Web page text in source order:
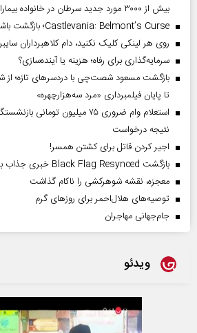
بیش از ۳۰۰۰ مورد جدید سرطان در خانواده بیماران
Castlevania: Belmont’s Curse؛ بازگشت باشکوه شکارچیان خون‌آشام
روی هر لینکی کلیک نکنید، دام کلاهبرداران
سرمایه‌گذاری برای رفاه؛ هزینه یا آینده‌سازی؟
بازگشت مسعود شصت‌چی با دردسر‌های تازه؛ از
تا پایان فیلمبرداری «مرد سه‌هزارچهره»
استعلام وام ضروری ۷۵ میلیون
نتیجه درخواست
اجیر کردن قاتل برای کشتن همسر!
بازگشت Black Flag Resynced خبری جذاب برای دوستداران بازی
معجزه، نقشه شوهرکشی را ناکام گذاشت
توصیه‌های هلال‌احمر برای روز‌های گرم
جام‌جهانی مهاجران
ویدئو